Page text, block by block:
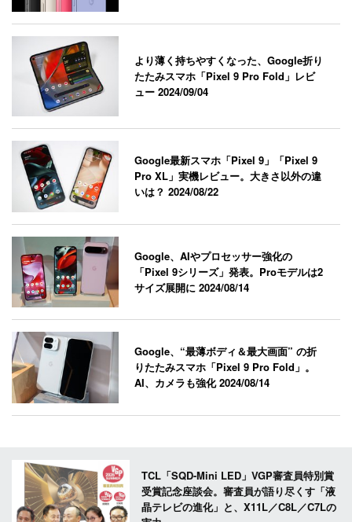
より薄く持ちやすくなった、Google折り
たたみスマホ「Pixel 9 Pro Fold」レビ
ュー2024/09/04
Google最新スマホ「Pixel 9」「Pixel 9
Pro XL」実機レビュー。大きさ以外の違
いは？2024/08/22
Google、AIやプロセッサー強化の
「Pixel 9シリーズ」発表。Proモデルは2
サイズ展開に2024/08/14
Google、“最薄ボディ＆最大画面” の折
りたたみスマホ「Pixel 9 Pro Fold」。
AI、カメラも強化2024/08/14
TCL「SQD-Mini LED」VGP審査員特別賞
受賞記念座談会。審査員が語り尽くす「液
晶テレビの進化」と、X11L／C8L／C7Lの